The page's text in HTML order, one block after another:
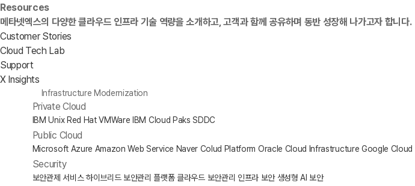
Resources
메타넷엑스의 다양한 클라우드 인프라 기술 역량을 소개하고, 고객과 함께 공유하며 동반 성장해 나가고자 합니다.
Customer Stories
Cloud Tech Lab
Support
X Insights
Infrastructure Modernization
Private Cloud
IBM Unix Red Hat VMWare IBM Cloud Paks SDDC
Public Cloud
Microsoft Azure Amazon Web Service Naver Colud Platform Oracle Cloud Infrastructure Google Cloud
Security
보안관제 서비스 하이브리드 보안관리 플랫폼 클라우드 보안관리 인프라 보안 생성형 AI 보안